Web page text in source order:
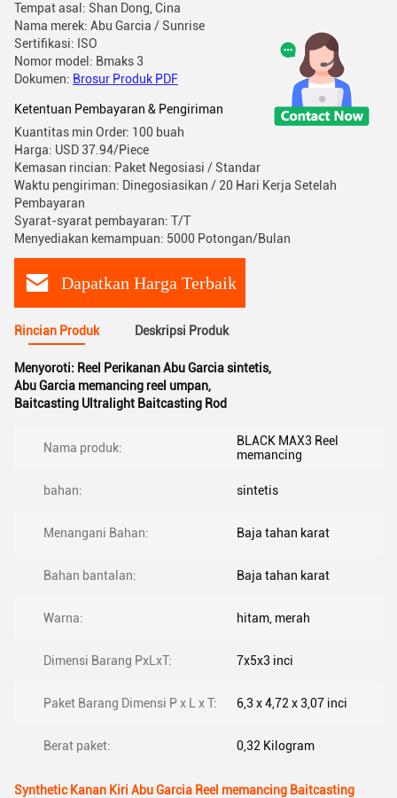
Tempat asal: Shan Dong, Cina
Nama merek: Abu Garcia / Sunrise
Sertifikasi: ISO
Nomor model: Bmaks 3
Dokumen: Brosur Produk PDF
Ketentuan Pembayaran & Pengiriman
Kuantitas min Order: 100 buah
Harga: USD 37.94/Piece
Kemasan rincian: Paket Negosiasi / Standar
Waktu pengiriman: Dinegosiasikan / 20 Hari Kerja Setelah
Pembayaran
Syarat-syarat pembayaran: T/T
Menyediakan kemampuan: 5000 Potongan/Bulan
Dapatkan Harga Terbaik
Rincian Produk Deskripsi Produk
Menyoroti: Reel Perikanan Abu Garcia sintetis,
Abu Garcia memancing reel umpan,
Baitcasting Ultralight Baitcasting Rod
Nama produk:
BLACK MAX3 Reel
memancing
bahan: sintetis
Menangani Bahan: Baja tahan karat
Bahan bantalan: Baja tahan karat
Warna: hitam, merah
Dimensi Barang PxLxT: ‎7x5x3 inci
Paket Barang Dimensi P x L x T: 6,3 x 4,72 x 3,07 inci
Berat paket: ‎0,32 Kilogram
Synthetic Kanan Kiri Abu Garcia Reel memancing Baitcasting